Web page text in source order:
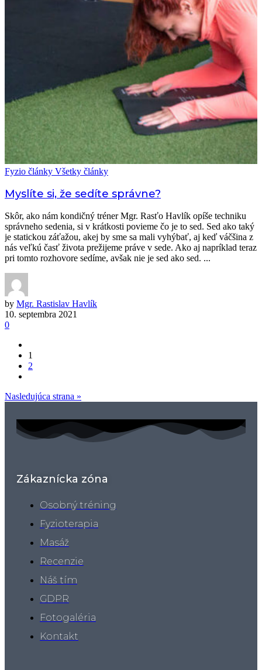
Fyzio články Všetky články
Myslíte si, že sedíte správne?
Skôr, ako nám kondičný tréner Mgr. Rasťo Havlík opíše techniku
správneho sedenia, si v krátkosti povieme čo je to sed. Sed ako taký
je statickou záťažou, akej by sme sa mali vyhýbať, aj keď váčšina z
nás veľkú časť života prežijeme práve v sede. Ako aj napríklad teraz
pri tomto rozhovore sedíme, avšak nie je sed ako sed. ...
by Mgr. Rastislav Havlík
10. septembra 2021
0
1
2
Nasledujúca strana »
Zákaznícka zóna
Osobný tréning
Fyzioterapia
Masáž
Recenzie
Náš tím
GDPR
Fotogaléria
Kontakt